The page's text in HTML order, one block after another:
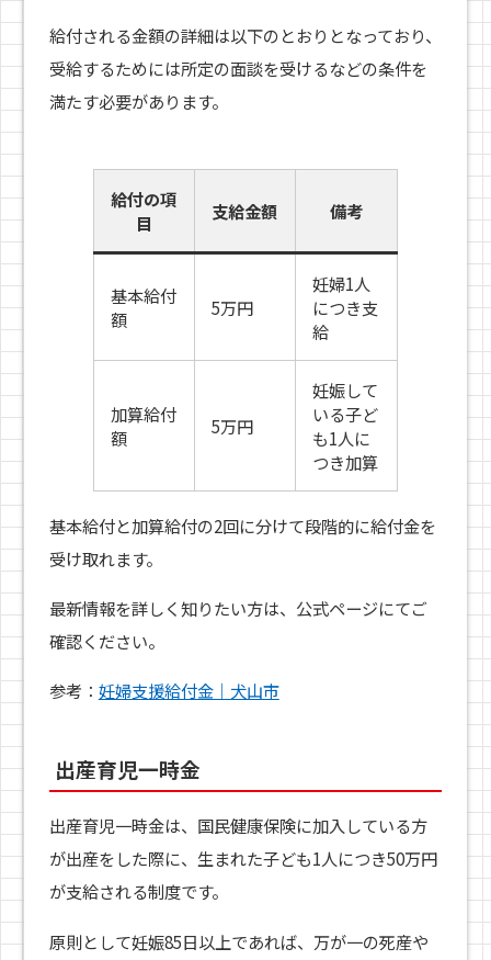
給付される金額の詳細は以下のとおりとなっており、
受給するためには所定の面談を受けるなどの条件を
満たす必要があります。
給付の項
目
支給金額 備考
基本給付
額
5万円
妊婦1人
につき支
給
加算給付
額
5万円
妊娠して
いる子ど
も1人に
つき加算
基本給付と加算給付の2回に分けて段階的に給付金を
受け取れます。
最新情報を詳しく知りたい方は、公式ページにてご
確認ください。
参考： 妊婦支援給付金｜犬山市
出産育児一時金
出産育児一時金は、国民健康保険に加入している方
が出産をした際に、生まれた子ども1人につき50万円
が支給される制度です。
原則として妊娠85日以上であれば、万が一の死産や